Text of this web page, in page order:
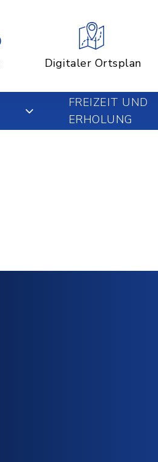
Digitaler Ortsplan
FREIZEIT UND
ERHOLUNG